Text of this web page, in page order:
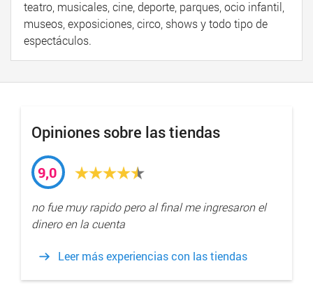
teatro, musicales, cine, deporte, parques, ocio infantil,
museos, exposiciones, circo, shows y todo tipo de
espectáculos.
Opiniones sobre las tiendas
9,0
no fue muy rapido pero al final me ingresaron el
dinero en la cuenta
Leer más experiencias con las tiendas